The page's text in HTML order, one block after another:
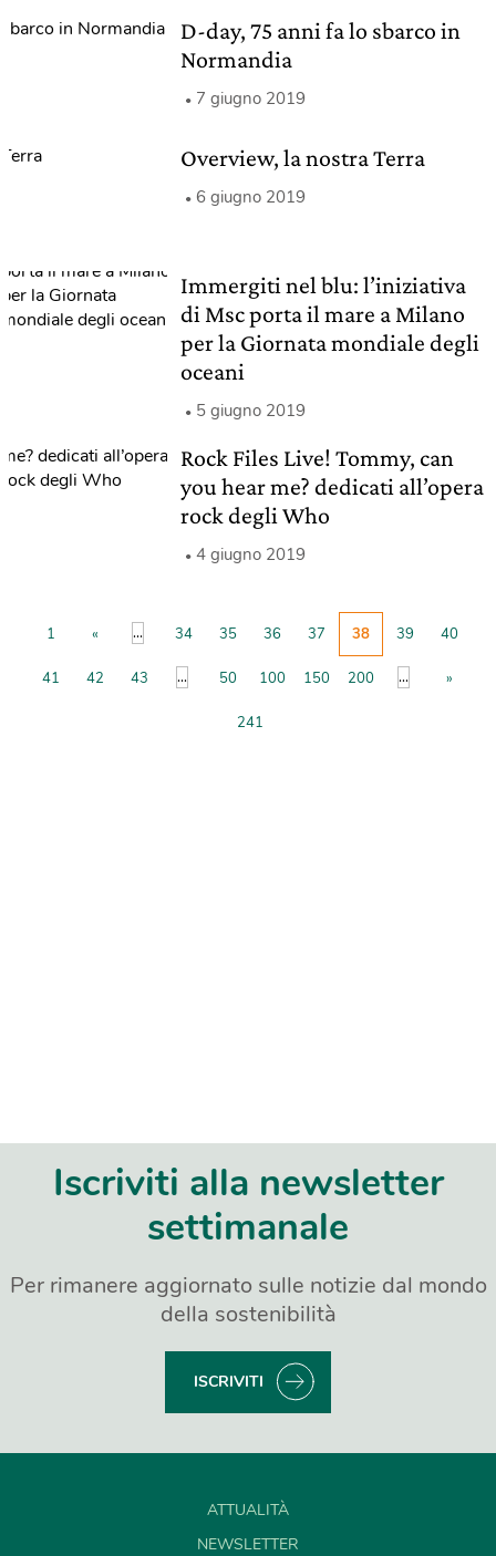
D-day, 75 anni fa lo sbarco in
Normandia
7 giugno 2019
Overview, la nostra Terra
6 giugno 2019
Immergiti nel blu: l’iniziativa
di Msc porta il mare a Milano
per la Giornata mondiale degli
oceani
5 giugno 2019
Rock Files Live! Tommy, can
you hear me? dedicati all’opera
rock degli Who
4 giugno 2019
1 « ... 34 35 36 37 38 39 40
41 42 43 ... 50 100 150 200 ... »
241
Iscriviti alla newsletter
settimanale
Per rimanere aggiornato sulle notizie dal mondo
della sostenibilità
ISCRIVITI
ATTUALITÀ
NEWSLETTER